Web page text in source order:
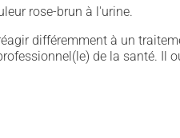
rose-brun à l'urine.
différemment à un
de la santé. Il